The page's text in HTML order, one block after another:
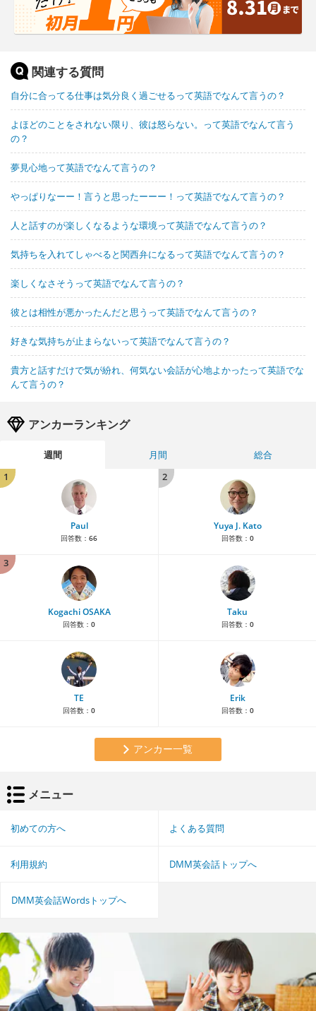
関連する質問
自分に合ってる仕事は気分良く過ごせるって英語でなんて言うの？
よほどのことをされない限り、彼は怒らない。って英語でなんて言う
の？
夢見心地って英語でなんて言うの？
やっぱりなーー！言うと思ったーーー！って英語でなんて言うの？
人と話すのが楽しくなるような環境って英語でなんて言うの？
気持ちを入れてしゃべると関西弁になるって英語でなんて言うの？
楽しくなさそうって英語でなんて言うの？
彼とは相性が悪かったんだと思うって英語でなんて言うの？
好きな気持ちが止まらないって英語でなんて言うの？
貴方と話すだけで気が紛れ、何気ない会話が心地よかったって英語でな
んて言うの？
アンカーランキング
週間 月間
総合
1
Paul
回答数： 66
2
Yuya J. Kato
回答数： 0
3
Kogachi OSAKA
回答数： 0
Taku
回答数： 0
TE
回答数： 0
Erik
回答数： 0
アンカー一覧
メニュー
初めての方へ よくある質問
利用規約 DMM英会話トップへ
DMM英会話Wordsトップへ